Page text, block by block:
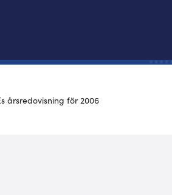
årsredovisning för 2006